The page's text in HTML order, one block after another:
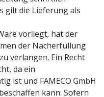
gilt die Lieferung als
vorliegt, hat der
der Nacherfüllung
verlangen. Ein Recht
da ein
ist und FAMECO GmbH
kann. Sofern